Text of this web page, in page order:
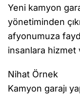
Yeni kamyon
yönetiminden
afyonumuza
insanlara hizmet
Nihat Örnek
Kamyon garajı